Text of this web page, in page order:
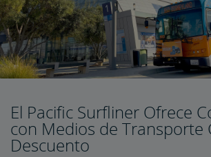
El Pacific Surfliner Ofrece
con Medios de Transporte
Descuento